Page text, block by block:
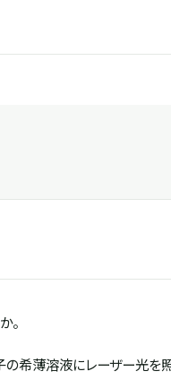
。
薄溶液にレーザー光を照